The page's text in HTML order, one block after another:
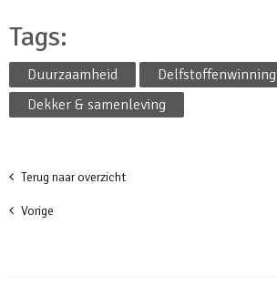
Tags:
Duurzaamheid
Delfstoffenwinning
Dekker & samenleving
Terug naar overzicht
Vorige